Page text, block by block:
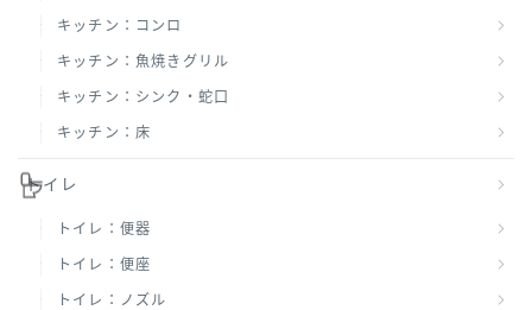
キッチン：コンロ
キッチン：魚焼きグリル
キッチン：シンク・蛇口
キッチン：床
トイレ
トイレ：便器
トイレ：便座
トイレ：ノズル